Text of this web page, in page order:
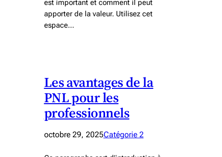
est important et comment il peut
apporter de la valeur. Utilisez cet
espace…
Les avantages de la
PNL pour les
professionnels
octobre 29, 2025Catégorie 2